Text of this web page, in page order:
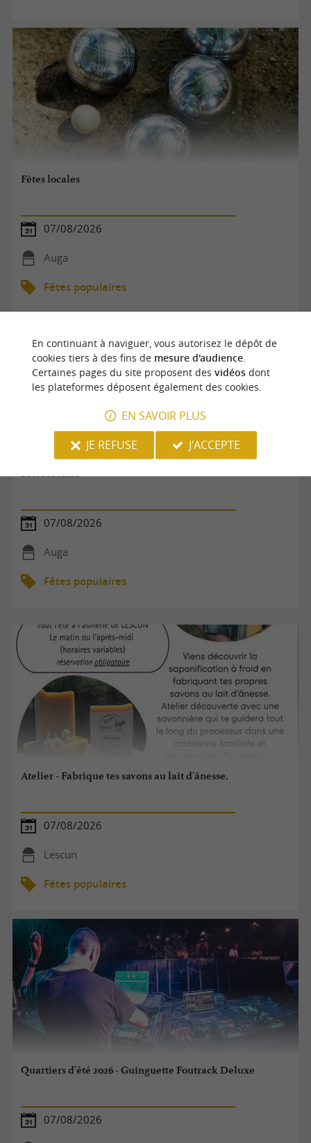
Fêtes locales
07/08/2026
Auga
Fêtes populaires
Fêtes locales
07/08/2026
Auga
Fêtes populaires
Atelier - Fabrique tes savons au lait d'ânesse.
07/08/2026
Lescun
Fêtes populaires
Quartiers d'été 2026 - Guinguette Foutrack Deluxe
07/08/2026
En continuant à naviguer, vous autorisez le dépôt de
cookies tiers à des fins de mesure d'audience.
Certaines pages du site proposent des vidéosdont
les plateformes déposent également des cookies.
EN SAVOIR PLUS
JE REFUSE
J'ACCEPTE